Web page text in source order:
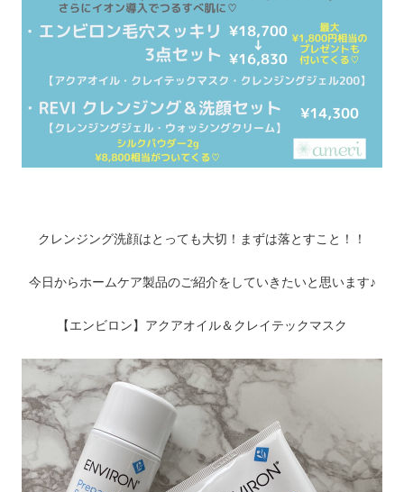
クレンジング洗顔はとっても大切！まずは落とすこと！！
今日からホームケア製品のご紹介をしていきたいと思います♪
【エンビロン】アクアオイル＆クレイテックマスク